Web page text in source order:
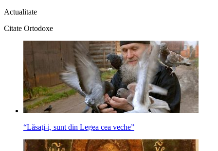
Actualitate
Citate Ortodoxe
“Lăsaţi-i, sunt din Legea cea veche”